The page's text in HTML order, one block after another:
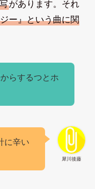
があります。それ
ー』という曲に関
らするつとホ
犀川後藤
に辛い